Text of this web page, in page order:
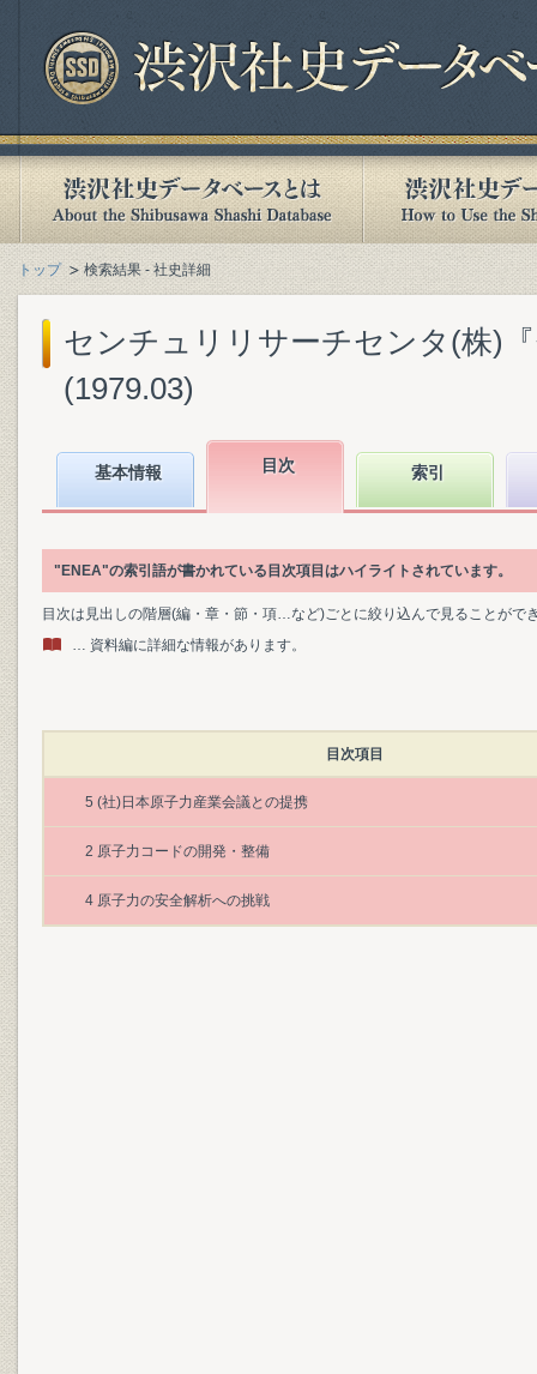
トップ 検索結果 - 社史詳細
センチュリリサーチセンタ(株)
(1979.03)
基本情報 目次 索引
"ENEA"の索引語が書かれている目次項目はハイライトされています。
目次は見出しの階層(編・章・節・項…など)ごとに絞り込んで見ることがで
… 資料編に詳細な情報があります。
目次項目
5 (社)日本原子力産業会議との提携
2 原子力コードの開発・整備
4 原子力の安全解析への挑戦